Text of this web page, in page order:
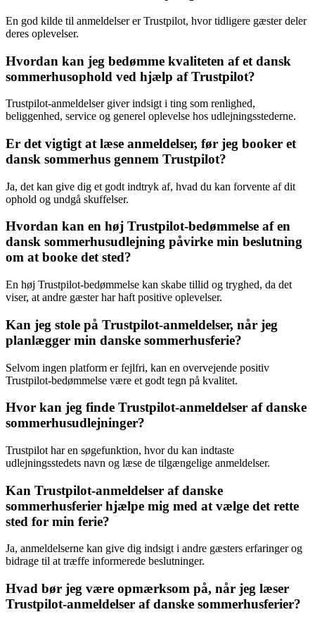
En god kilde til anmeldelser er Trustpilot, hvor tidligere gæster deler
deres oplevelser.
Hvordan kan jeg bedømme kvaliteten af et dansk
sommerhusophold ved hjælp af Trustpilot?
Trustpilot-anmeldelser giver indsigt i ting som renlighed,
beliggenhed, service og generel oplevelse hos udlejningsstederne.
Er det vigtigt at læse anmeldelser, før jeg booker et
dansk sommerhus gennem Trustpilot?
Ja, det kan give dig et godt indtryk af, hvad du kan forvente af dit
ophold og undgå skuffelser.
Hvordan kan en høj Trustpilot-bedømmelse af en
dansk sommerhusudlejning påvirke min beslutning
om at booke det sted?
En høj Trustpilot-bedømmelse kan skabe tillid og tryghed, da det
viser, at andre gæster har haft positive oplevelser.
Kan jeg stole på Trustpilot-anmeldelser, når jeg
planlægger min danske sommerhusferie?
Selvom ingen platform er fejlfri, kan en overvejende positiv
Trustpilot-bedømmelse være et godt tegn på kvalitet.
Hvor kan jeg finde Trustpilot-anmeldelser af danske
sommerhusudlejninger?
Trustpilot har en søgefunktion, hvor du kan indtaste
udlejningsstedets navn og læse de tilgængelige anmeldelser.
Kan Trustpilot-anmeldelser af danske
sommerhusferier hjælpe mig med at vælge det rette
sted for min ferie?
Ja, anmeldelserne kan give dig indsigt i andre gæsters erfaringer og
bidrage til at træffe informerede beslutninger.
Hvad bør jeg være opmærksom på, når jeg læser
Trustpilot-anmeldelser af danske sommerhusferier?